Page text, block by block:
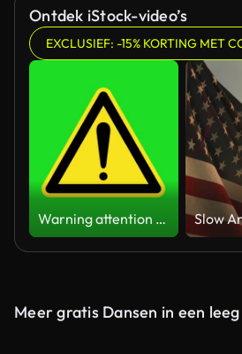
Ontdek iStock-video’s
EXCLUSIEF: -15% KORTING MET
Warning attention yellow hazard message street sign 4k green screen caution animation
Meer gratis Dansen in een leeg